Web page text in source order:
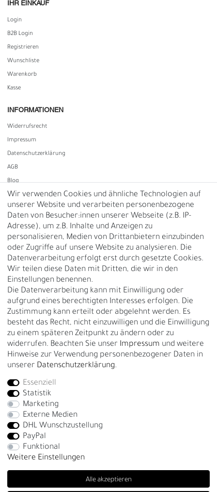
IHR EINKAUF
Login
B2B Login
Registrieren
Wunschliste
Warenkorb
Kasse
INFORMATIONEN
Widerrufs­recht
Impressum
Daten­schutz­erklärung
AGB
Blog
Vertrag widerrufen
UNTERNEHMEN
Nachhaltigkeit
Kontakt
Über uns
Rückgabe
Gürtelgröße messen
Garantie
GESCHÄFTSKUNDEN & HÄNDLER
B2B Geschäftskunden
Bei Fragen wenden Sie sich direkt an unser Service-Team.
+4917663727338
Montag - Freitag, 09:00 - 14:00
info@fronhofer.com
Gürtelmanufaktur Fronhofer, 93053 Regensburg, Nelkenweg 3b
Wir verwenden Cookies und ähnliche Technologien auf
unserer Website und verarbeiten personenbezogene
Daten von Besucher:innen unserer Webseite (z.B. IP-
Adresse), um z.B. Inhalte und Anzeigen zu
personalisieren, Medien von Drittanbietern einzubinden
oder Zugriffe auf unsere Website zu analysieren. Die
Datenverarbeitung erfolgt erst durch gesetzte Cookies.
Wir teilen diese Daten mit Dritten, die wir in den
Einstellungen benennen.
Die Datenverarbeitung kann mit Einwilligung oder
aufgrund eines berechtigten Interesses erfolgen. Die
Zustimmung kann erteilt oder abgelehnt werden. Es
besteht das Recht, nicht einzuwilligen und die Einwilligung
zu einem späteren Zeitpunkt zu ändern oder zu
widerrufen. Beachten Sie unser Impressum und weitere
Hinweise zur Verwendung personenbezogener Daten in
unserer Daten­schutz­erklärung.
Essenziell
Statistik
Marketing
Externe Medien
DHL Wunschzustellung
PayPal
Funktional
Weitere Einstellungen
Alle akzeptieren